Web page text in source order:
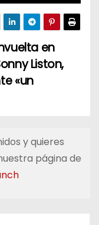
en
Liston,
«un
y quieres
página de